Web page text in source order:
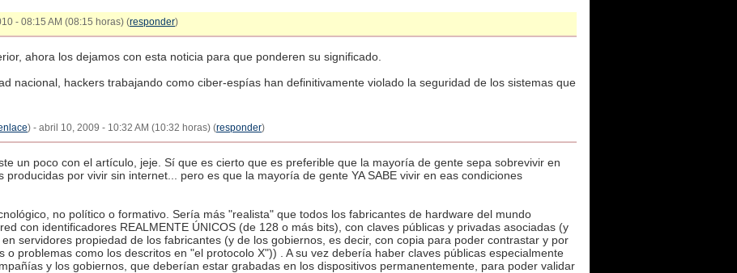
- 08:15 AM (08:15 horas) (responder)
ahora los dejamos con esta noticia para que ponderen su significado.
nacional, hackers trabajando como ciber-espías han definitivamente violado la seguridad de los sistemas que
) - abril 10, 2009 - 10:32 AM (10:32 horas) (responder)
un poco con el artículo, jeje. Sí que es cierto que es preferible que la mayoría de gente sepa sobrevivir en
producidas por vivir sin internet... pero es que la mayoría de gente YA SABE vivir en eas condiciones
no político o formativo. Sería más "realista" que todos los fabricantes de hardware del mundo
con identificadores REALMENTE ÚNICOS (de 128 o más bits), con claves públicas y privadas asociadas (y
servidores propiedad de los fabricantes (y de los gobiernos, es decir, con copia para poder contrastar y por
o problemas como los descritos en "el protocolo X")) . A su vez debería haber claves públicas especialmente
y los gobiernos, que deberían estar grabadas en los dispositivos permanentemente, para poder validar